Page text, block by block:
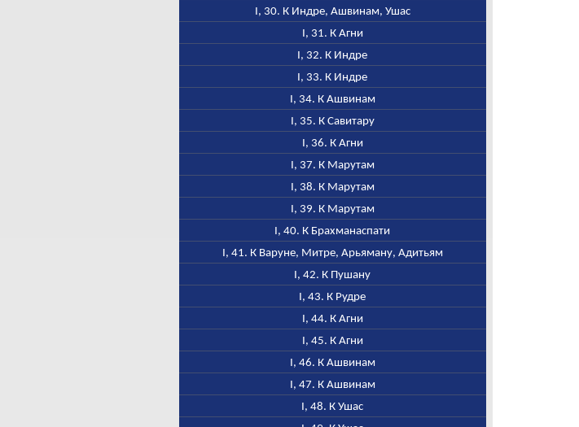
I, 30. К Индре, Ашвинам, Ушас
I, 31. К Агни
I, 32. К Индре
I, 33. К Индре
I, 34. К Ашвинам
I, 35. К Савитару
I, 36. К Агни
I, 37. К Марутам
I, 38. К Марутам
I, 39. К Марутам
I, 40. К Брахманаспати
I, 41. К Варуне, Митре, Арьяману, Адитьям
I, 42. К Пушану
I, 43. К Рудре
I, 44. К Агни
I, 45. К Агни
I, 46. К Ашвинам
I, 47. К Ашвинам
I, 48. К Ушас